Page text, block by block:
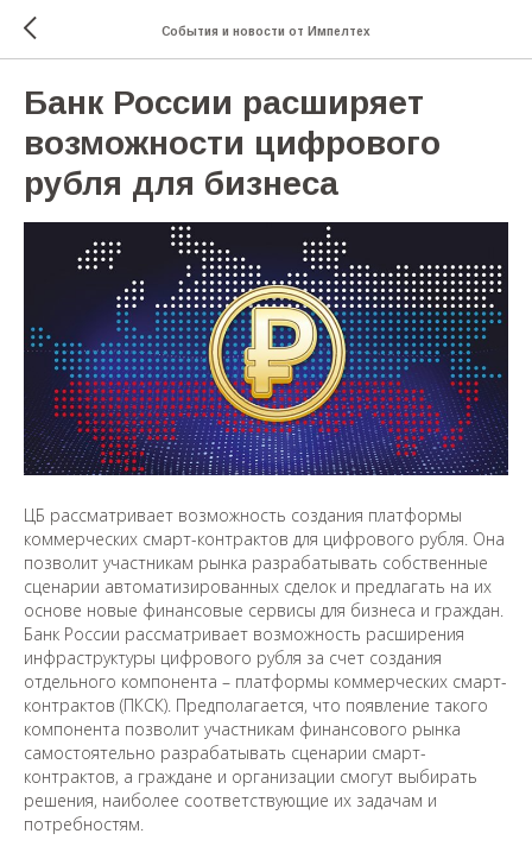
События и новости от Импелтех
Банк России расширяет
возможности цифрового
рубля для бизнеса
ЦБ рассматривает возможность создания платформы
коммерческих смарт-контрактов для цифрового рубля. Она
позволит участникам рынка разрабатывать собственные
сценарии автоматизированных сделок и предлагать на их
основе новые финансовые сервисы для бизнеса и граждан.
Банк России рассматривает возможность расширения
инфраструктуры цифрового рубля за счет создания
отдельного компонента – платформы коммерческих смарт-
контрактов (ПКСК). Предполагается, что появление такого
компонента позволит участникам финансового рынка
самостоятельно разрабатывать сценарии смарт-
контрактов, а граждане и организации смогут выбирать
решения, наиболее соответствующие их задачам и
потребностям.